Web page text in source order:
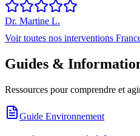
Dr. Martine L.
Voir toutes nos interventions
Guides &
Ressources pour comprendre et
Guide Environnement